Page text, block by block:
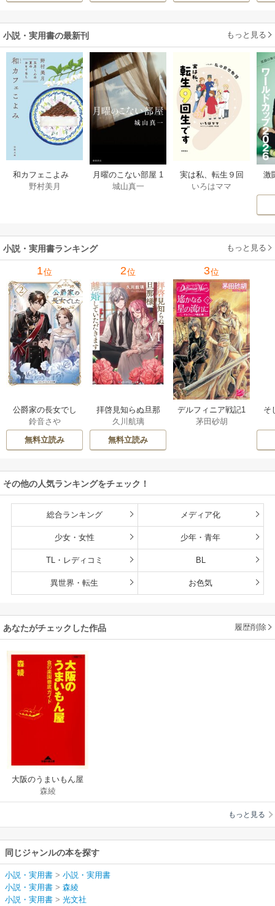
小説・実用書の最新刊 もっと見る
和カフェこよみ
五月くんの夏のお
野村美月
月曜のこない部屋 1
巻
城山真一
実は私、転生９回
生です マンガ
いろはママ
激
小説・実用書ランキング もっと見る
1位
公爵家の長女でし
た
鈴音さや
無料立読み
2位
拝啓見知らぬ旦那
様、離婚していた
だきます
久川航璃
無料立読み
3位
デルフィニア戦記1
茅田砂胡
そ
その他の人気ランキングをチェック！
総合ランキング メディア化
少女・女性 少年・青年
TL・レディコミ BL
異世界・転生 お色気
あなたがチェックした作品 履歴削除
大阪のうまいもん屋
～食の楽園徹底ガイ
ド～
森綾
もっと見る
同じジャンルの本を探す
小説・実用書 > 小説・実用書
小説・実用書 > 森綾
小説・実用書 > 光文社